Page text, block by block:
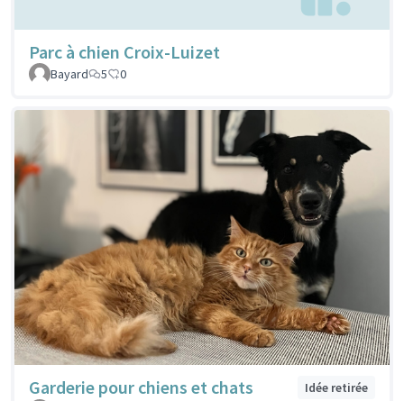
Parc à chien Croix-Luizet
Bayard 5 0
Garderie pour chiens et chats
Idée retirée